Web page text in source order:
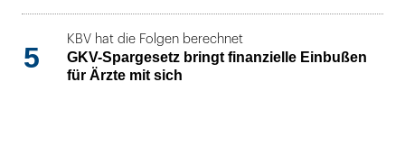
5
KBV hat die Folgen berechnet
GKV-Spargesetz bringt finanzielle Einbußen
für Ärzte mit sich